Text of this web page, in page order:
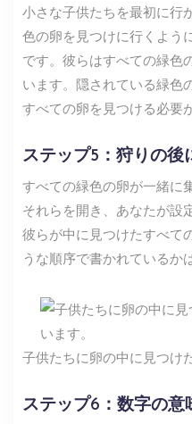
小さな子供たちを最初に行
色の卵を見つけに行くよう
です。彼らはすべての緑色
います。隠されている緑色
すべての卵を見つける必要
ステップ5：狩りの後
すべての緑色の卵が一緒に
それらを開き、あなたが設
彼らが中に見つけたすべて
うな順序で書かれているか
子供たちに卵の中に見つけ
ステップ6：数字の意